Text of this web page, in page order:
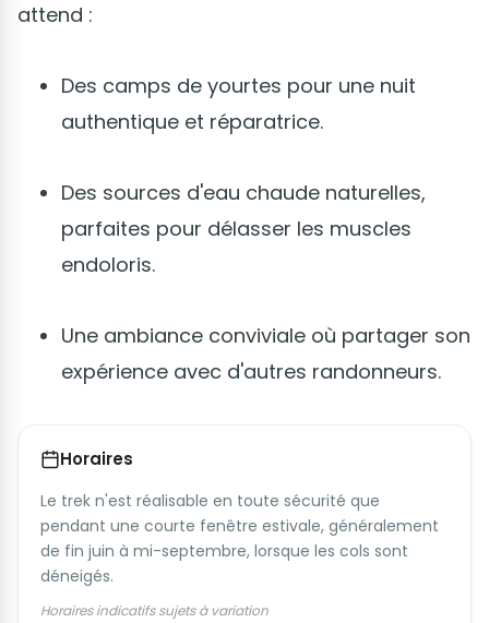
attend :
Des camps de yourtes pour une nuit
authentique et réparatrice.
Des sources d'eau chaude naturelles,
parfaites pour délasser les muscles
endoloris.
Une ambiance conviviale où partager son
expérience avec d'autres randonneurs.
Horaires
Le trek n'est réalisable en toute sécurité que
pendant une courte fenêtre estivale, généralement
de fin juin à mi-septembre, lorsque les cols sont
déneigés.
Horaires indicatifs sujets à variation